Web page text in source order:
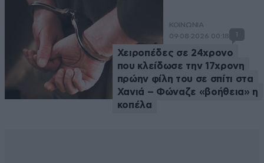
ΚΟΙΝΩΝΙΑ
09·08·2026 00:18
1
Χειροπέδες σε 24χρονο
που κλείδωσε την 17χρονη
πρώην φίλη του σε σπίτι στα
Χανιά – Φώναζε «βοήθεια» η
κοπέλα